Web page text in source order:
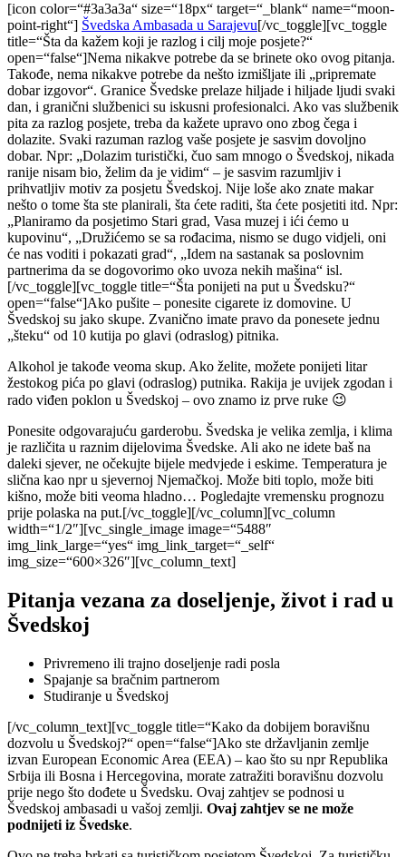
[icon color=“#3a3a3a“ size=“18px“ target=“_blank“ name=“moon-
point-right“] Švedska Ambasada u Sarajevu[/vc_toggle][vc_toggle
title=“Šta da kažem koji je razlog i cilj moje posjete?“
open=“false“]Nema nikakve potrebe da se brinete oko ovog pitanja.
Takođe, nema nikakve potrebe da nešto izmišljate ili „pripremate
dobar izgovor“. Granice Švedske prelaze hiljade i hiljade ljudi svaki
dan, i granični službenici su iskusni profesionalci. Ako vas službenik
pita za razlog posjete, treba da kažete upravo ono zbog čega i
dolazite. Svaki razuman razlog vaše posjete je sasvim dovoljno
dobar. Npr: „Dolazim turistički, čuo sam mnogo o Švedskoj, nikada
ranije nisam bio, želim da je vidim“ – je sasvim razumljiv i
prihvatljiv motiv za posjetu Švedskoj. Nije loše ako znate makar
nešto o tome šta ste planirali, šta ćete raditi, šta ćete posjetiti itd. Npr:
„Planiramo da posjetimo Stari grad, Vasa muzej i ići ćemo u
kupovinu“, „Družićemo se sa rođacima, nismo se dugo vidjeli, oni
će nas voditi i pokazati grad“, „Idem na sastanak sa poslovnim
partnerima da se dogovorimo oko uvoza nekih mašina“ isl.
[/vc_toggle][vc_toggle title=“Šta ponijeti na put u Švedsku?“
open=“false“]Ako pušite – ponesite cigarete iz domovine. U
Švedskoj su jako skupe. Zvanično imate pravo da ponesete jednu
„šteku“ od 10 kutija po glavi (odraslog) pitnika.
Alkohol je takođe veoma skup. Ako želite, možete ponijeti litar
žestokog pića po glavi (odraslog) putnika. Rakija je uvijek zgodan i
rado viđen poklon u Švedskoj – ovo znamo iz prve ruke 😉
Ponesite odgovarajuću garderobu. Švedska je velika zemlja, i klima
je različita u raznim dijelovima Švedske. Ali ako ne idete baš na
daleki sjever, ne očekujte bijele medvjede i eskime. Temperatura je
slična kao npr u sjevernoj Njemačkoj. Može biti toplo, može biti
kišno, može biti veoma hladno… Pogledajte vremensku prognozu
prije polaska na put.[/vc_toggle][/vc_column][vc_column
width=“1/2″][vc_single_image image=“5488″
img_link_large=“yes“ img_link_target=“_self“
img_size=“600×326″][vc_column_text]
Pitanja vezana za doseljenje, život i rad u
Švedskoj
Privremeno ili trajno doseljenje radi posla
Spajanje sa bračnim partnerom
Studiranje u Švedskoj
[/vc_column_text][vc_toggle title=“Kako da dobijem boravišnu
dozvolu u Švedskoj?“ open=“false“]Ako ste državljanin zemlje
izvan European Economic Area (EEA) – kao što su npr Republika
Srbija ili Bosna i Hercegovina, morate zatražiti boravišnu dozvolu
prije nego što dođete u Švedsku. Ovaj zahtjev se podnosi u
Švedskoj ambasadi u vašoj zemlji. Ovaj zahtjev se ne može
podnijeti iz Švedske.